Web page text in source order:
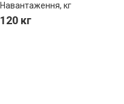
Навантаження, кг
120 кг